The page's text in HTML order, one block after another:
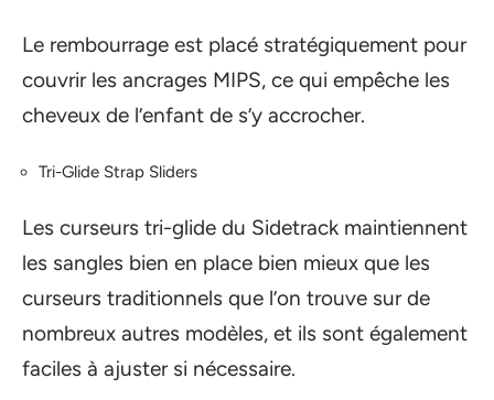
Le rembourrage est placé stratégiquement pour
couvrir les ancrages MIPS, ce qui empêche les
cheveux de l’enfant de s’y accrocher.
Tri-Glide Strap Sliders
Les curseurs tri-glide du Sidetrack maintiennent
les sangles bien en place bien mieux que les
curseurs traditionnels que l’on trouve sur de
nombreux autres modèles, et ils sont également
faciles à ajuster si nécessaire.